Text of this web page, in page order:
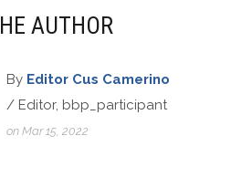
AUTHOR
By Editor Cus Camerino
/ Editor, bbp_participant
on Mar 15, 2022